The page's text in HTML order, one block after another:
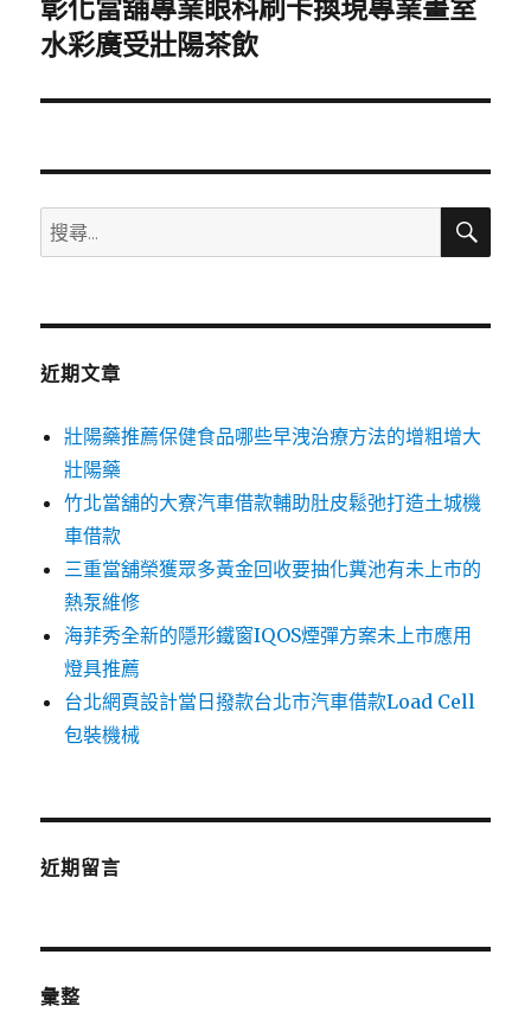
下
一
文
彰化當舖專業眼科刷卡換現專業畫室
水彩廣受壯陽茶飲
搜
尋
鍵
搜
近期文章
壯陽藥推薦保健食品哪些早洩治療方法的增粗增大
壯陽藥
竹北當舖的大寮汽車借款輔助肚皮鬆弛打造土城機
車借款
三重當舖榮獲眾多黃金回收要抽化糞池有未上市的
熱泵維修
海菲秀全新的隱形鐵窗IQOS煙彈方案未上市應用
燈具推薦
台北網頁設計當日撥款台北市汽車借款Load Cell
包裝機械
近期留言
彙整